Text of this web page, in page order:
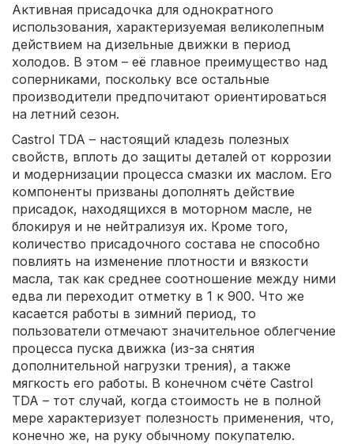
Активная присадочка для однократного
использования, характеризуемая великолепным
действием на дизельные движки в период
холодов. В этом – её главное преимущество над
соперниками, поскольку все остальные
производители предпочитают ориентироваться
на летний сезон.
Castrol TDA – настоящий кладезь полезных
свойств, вплоть до защиты деталей от коррозии
и модернизации процесса смазки их маслом. Его
компоненты призваны дополнять действие
присадок, находящихся в моторном масле, не
блокируя и не нейтрализуя их. Кроме того,
количество присадочного состава не способно
повлиять на изменение плотности и вязкости
масла, так как среднее соотношение между ними
едва ли переходит отметку в 1 к 900. Что же
касается работы в зимний период, то
пользователи отмечают значительное облегчение
процесса пуска движка (из-за снятия
дополнительной нагрузки трения), а также
мягкость его работы. В конечном счёте Castrol
TDA – тот случай, когда стоимость не в полной
мере характеризует полезность применения, что,
конечно же, на руку обычному покупателю.